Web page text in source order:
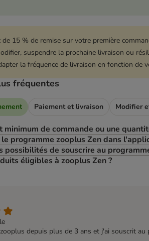
de 15 % de remise sur votre première
suspendre la prochaine livraison ou
la fréquence de livraison en fonction de
fréquentes
Paiement et livraison Modifier
de commande ou une
programme zooplus Zen dans
possibilités de souscrire au
éligibles à zooplus Zen ?
depuis plus de 3 ans et j'ai souscrit